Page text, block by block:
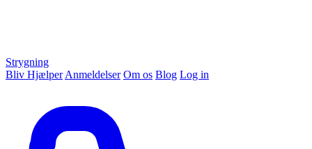
Strygning
Bliv Hjælper Anmeldelser Om os Blog Log in